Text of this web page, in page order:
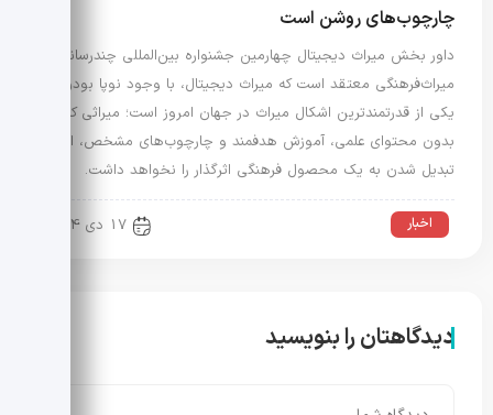
چارچوب‌های روشن است
داور بخش میراث دیجیتال چهارمین جشنواره بین‌المللی چندرسانه‌ای
میراث‌فرهنگی معتقد است که میراث دیجیتال، با وجود نوپا بودن،
یکی از قدرتمندترین اشکال میراث در جهان امروز است؛ میراثی که
بدون محتوای علمی، آموزش هدفمند و چارچوب‌های مشخص، امکان
تبدیل شدن به یک محصول فرهنگی اثرگذار را نخواهد داشت.
اخبار 17 دی 1404
دیدگاهتان را بنویسید